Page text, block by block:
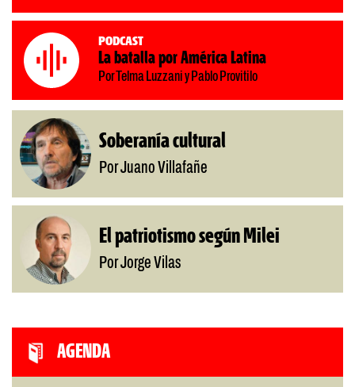
Podcast
La batalla por América Latina
Por Telma Luzzani y Pablo Provitilo
Soberanía cultural
Por Juano Villafañe
El patriotismo según Milei
Por Jorge Vilas
AGENDA